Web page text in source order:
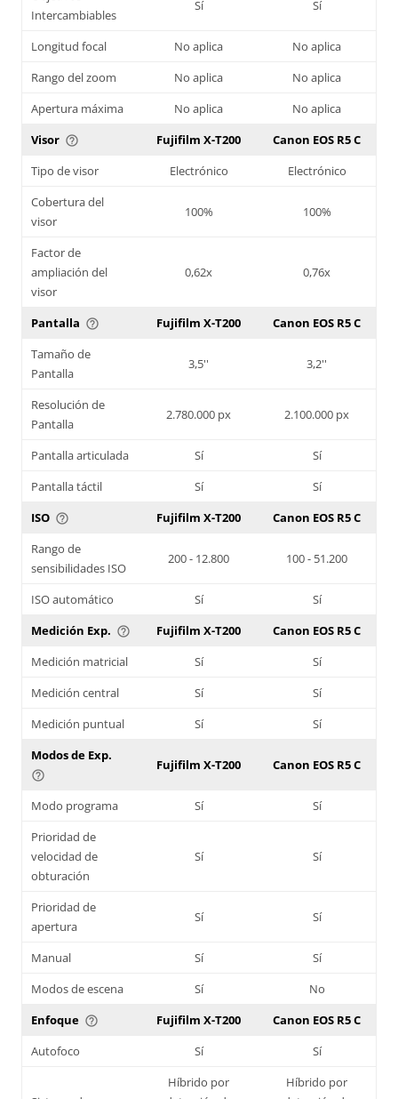
Intercambiables
Sí Sí
Longitud focal No aplica
No aplica
Rango del zoom
No aplica
No aplica
Apertura máxima
No aplica
No aplica
Visor help_outline Fujifilm X-T200
Canon EOS R5 C
Tipo de visor
Electrónico
Electrónico
Cobertura del
visor
100% 100%
Factor de
ampliación del
visor
0,62x 0,76x
Pantalla help_outline Fujifilm X-T200
Canon EOS R5 C
Tamaño de
Pantalla
3,5'' 3,2''
Resolución de
Pantalla
2.780.000 px 2.100.000 px
Pantalla articulada Sí
Sí
Pantalla táctil
Sí
Sí
ISO help_outline Fujifilm X-T200
Canon EOS R5 C
Rango de
sensibilidades ISO
200 - 12.800 100 - 51.200
ISO automático Sí
Sí
Medición Exp. help_outline Fujifilm X-T200
Canon EOS R5 C
Medición matricial
Sí
Sí
Medición central
Sí
Sí
Medición puntual
Sí
Sí
Modos de Exp.
help_outline
Fujifilm X-T200 Canon EOS R5 C
Modo programa Sí
Sí
Prioridad de
velocidad de
obturación
Sí Sí
Prioridad de
apertura
Sí Sí
Manual Sí
Sí
Modos de escena
Sí
No
Enfoque help_outline Fujifilm X-T200
Canon EOS R5 C
Autofoco
Sí Sí
Híbrido por
Híbrido por